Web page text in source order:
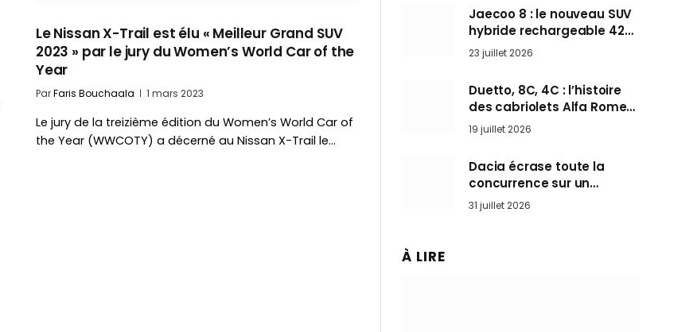
Le Nissan X-Trail est élu « Meilleur Grand SUV
2023 » par le jury du Women’s World Car of the
Year
ParFaris Bouchaala 1 mars 2023
Le jury de la treizième édition du Women’s World Car of
the Year (WWCOTY) a décerné au Nissan X-Trail le…
Jaecoo 8 : le nouveau SUV
hybride rechargeable 428
ch qui vise l’Audi Q7 arrive
en Europe cet automne
23 juillet 2026
Duetto, 8C, 4C : l’histoire
des cabriolets Alfa Romeo,
ces Spider qui ont défini
l’art de rouler cheveux au
vent
19 juillet 2026
Dacia écrase toute la
concurrence sur un
marché où personne ne
l’attendait
31 juillet 2026
À LIRE